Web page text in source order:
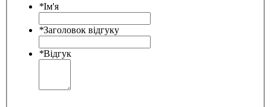
*Ім'я
*Заголовок відгуку
*Відгук